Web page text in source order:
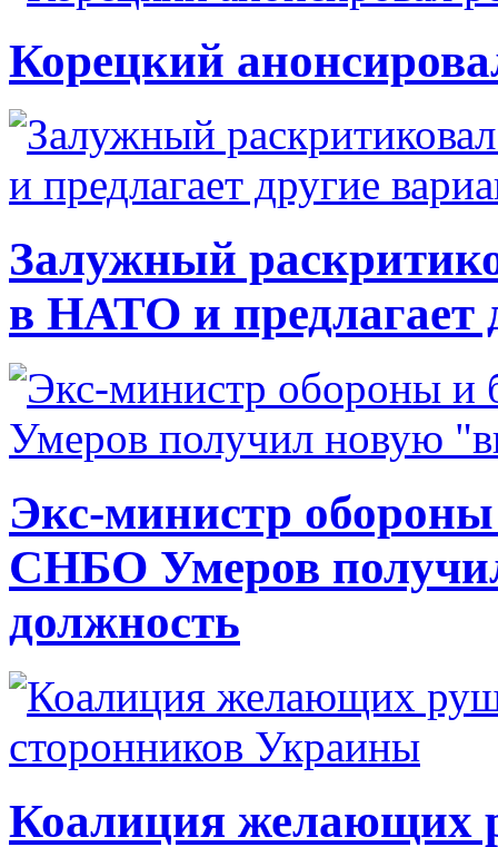
Корецкий
Залужный
в НАТО и предлагает
Экс-министр
СНБО Умеров
должность
Коалиция желающих